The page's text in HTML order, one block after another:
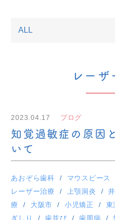
レーザ
2023.04.17 ブログ
知覚過敏症の原因
いて
あおぞら歯科 マウスピース
レーザー治療
上顎洞炎
療
大阪市 小児矯正 東
ぎしり
歯並び 歯周病